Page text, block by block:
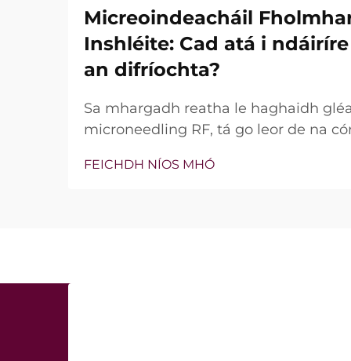
Micreoindeacháil
Inshléite: Cad atá i
an difríochta?
Sa mhargadh reatha le haghaidh
microneedling RF, tá go leor de na
níl an cheist fíor i ndáiríre an bhfuil na
FEICHDH NÍOS MHÓ